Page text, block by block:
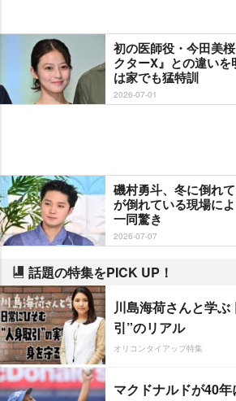
初の医師役・今田美
クターX』との違い
は家でも猛特訓
2026-07-01
磯村勇斗、冬に倒れ
が倒れている現場に
一同驚き
2026-07-07
話題の特集をPICK UP！
川島海荷さんと学
引”のリアル
オリコンタイアップ特集
マクドナルドが40